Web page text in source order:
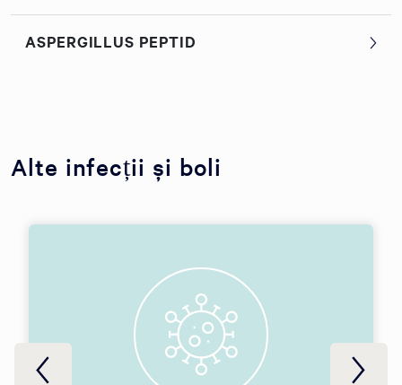
ASPERGILLUS PEPTID
Alte infecții și boli